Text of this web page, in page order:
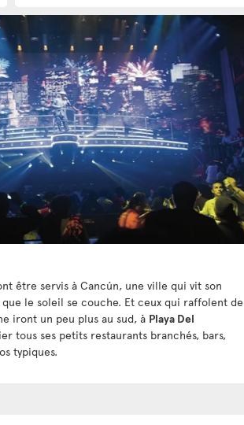
être servis à Cancún, une ville qui vit son
le soleil se couche. Et ceux qui raffolent de
iront un peu plus au sud, à Playa Del
tous ses petits restaurants branchés, bars,
typiques.